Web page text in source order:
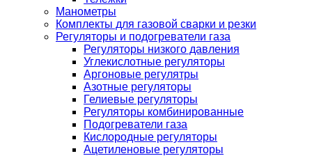
Манометры
Комплекты для газовой сварки и резки
Регуляторы и подогреватели газа
Регуляторы низкого давления
Углекислотные регуляторы
Аргоновые регулятры
Азотные регуляторы
Гелиевые регуляторы
Регуляторы комбинированные
Подогреватели газа
Кислородные регуляторы
Ацетиленовые регуляторы